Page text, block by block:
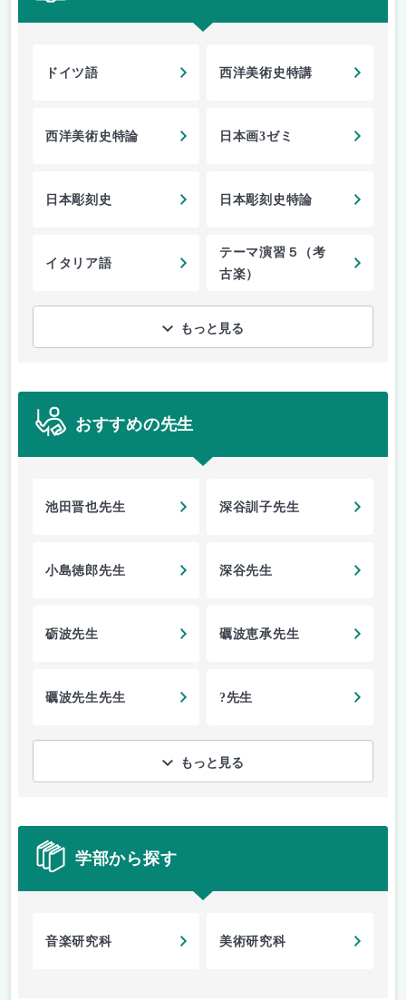
ドイツ語 西洋美術史特講
西洋美術史特論 日本画3ゼミ
日本彫刻史 日本彫刻史特論
イタリア語
テーマ演習５（考
古楽）
もっと見る
おすすめの先生
池田晋也先生 深谷訓子先生
小島徳郎先生 深谷先生
砺波先生 礪波恵承先生
礪波先生先生 ?先生
もっと見る
学部から探す
音楽研究科 美術研究科